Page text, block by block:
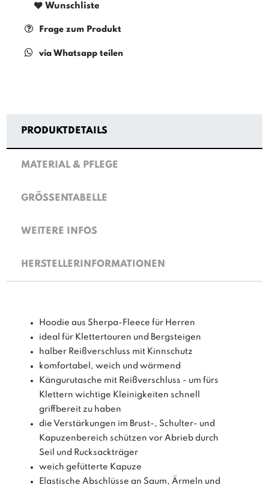
Wunschliste
Frage zum Produkt
via Whatsapp teilen
PRODUKTDETAILS
MATERIAL & PFLEGE
GRÖSSENTABELLE
WEITERE INFOS
HERSTELLERINFORMATIONEN
Hoodie aus Sherpa-Fleece für Herren
ideal für Klettertouren und Bergsteigen
halber Reißverschluss mit Kinnschutz
komfortabel, weich und wärmend
Kängurutasche mit Reißverschluss - um fürs
Klettern wichtige Kleinigkeiten schnell
griffbereit zu haben
die Verstärkungen im Brust-, Schulter- und
Kapuzenbereich schützen vor Abrieb durch
Seil und Rucksackträger
weich gefütterte Kapuze
Elastische Abschlüsse an Saum, Ärmeln und